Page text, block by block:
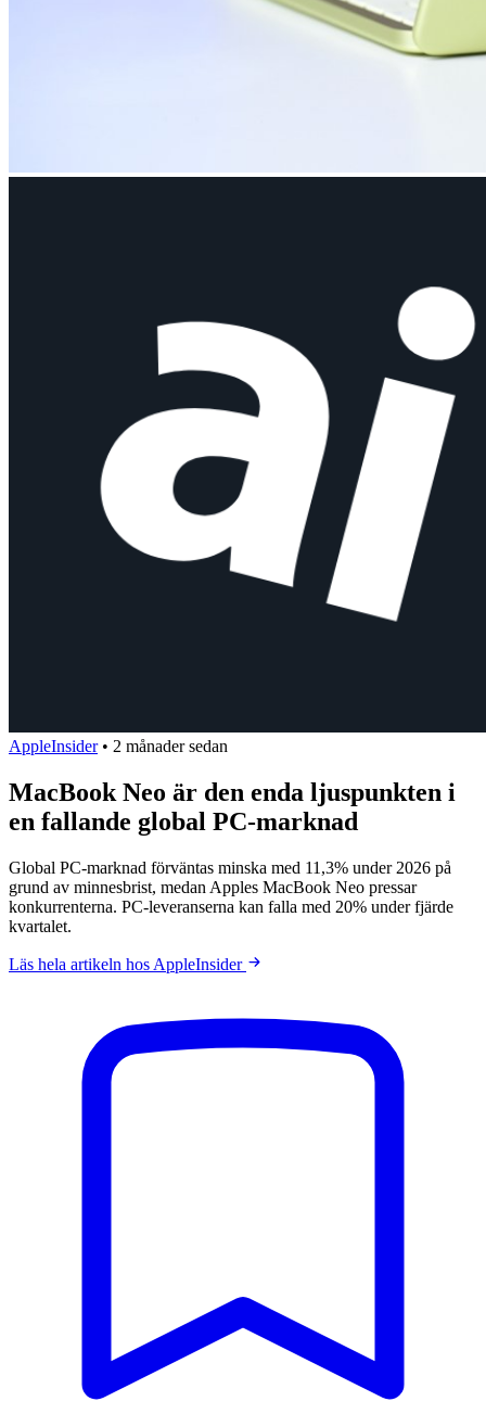
AppleInsider • 2 månader sedan
MacBook Neo är den enda ljuspunkten i
en fallande global PC-marknad
Global PC-marknad förväntas minska med 11,3% under 2026 på
grund av minnesbrist, medan Apples MacBook Neo pressar
konkurrenterna. PC-leveranserna kan falla med 20% under fjärde
kvartalet.
Läs hela artikeln hos AppleInsider